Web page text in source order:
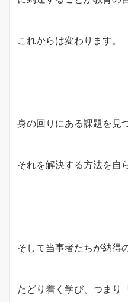
これからは変わります。
身の回りにある課題を見
それを解決する方法を自
そして当事者たちが納得
たどり着く学び、つまり